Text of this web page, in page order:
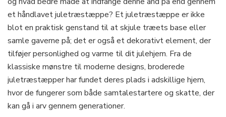
et håndlavet juletræstæppe? Et juletræstæppe er ikke
blot en praktisk genstand til at skjule træets base eller
samle gaverne på; det er også et dekorativt element, der
tilføjer personlighed og varme til dit julehjem. Fra de
klassiske mønstre til moderne designs, broderede
juletræstæpper har fundet deres plads i adskillige hjem,
hvor de fungerer som både samtalestartere og skatte, der
kan gå i arv gennem generationer.